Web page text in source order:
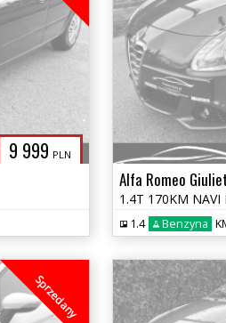
9 999 PLN
Alfa Romeo
1.4 Benzyna
Sprzedany